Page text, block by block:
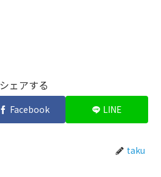
シェアする
Facebook LINE
taku